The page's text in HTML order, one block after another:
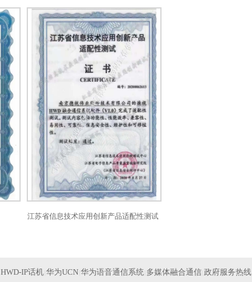
江苏省信息技术应用创新产品适配性测试
HWD-IP话机 华为UCN 华为语音通信系统 多媒体融合通信 政府服务热线